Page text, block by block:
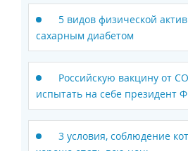
5 видов физической
сахарным диабетом
Российскую вакцину от
испытать на себе президент
3 условия, соблюдение